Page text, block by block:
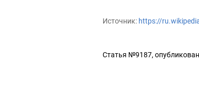
Источник: https://
Статья №9187,